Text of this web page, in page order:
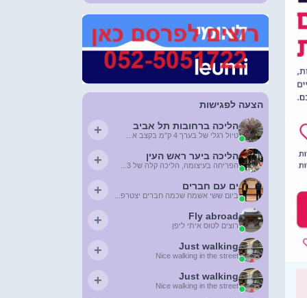
הצעה לפגישות
הליכה ברחובות תל אביב
טיול רגלי של בערך 4 ק"מ בקצב א... +
הליכה ביער ראש העין
הפריחה בעיצומה, הליכה קלה של 3... +
ים עם חברים
ביום ששי אשמח שכמה חברים יצטרפ... +
Fly abroad
רוצים לטוס איתי ליפן +
Just walking
Nice walking in the street
+
Just walking
Nice walking in the street
+